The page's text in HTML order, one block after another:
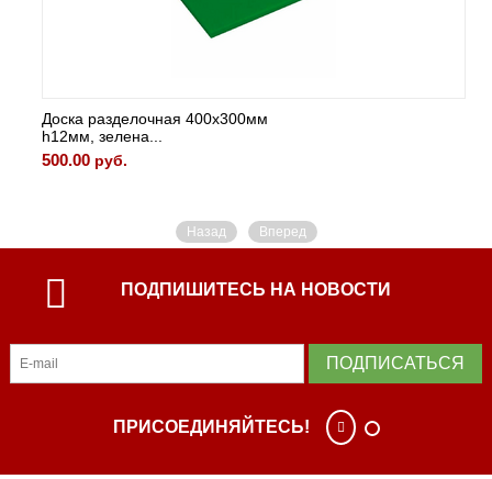
Доска разделочная 400х300мм
h12мм, зелена...
500.00 руб.
Назад Вперед
ПОДПИШИТЕСЬ НА НОВОСТИ
ПОДПИСАТЬСЯ
ПРИСОЕДИНЯЙТЕСЬ!